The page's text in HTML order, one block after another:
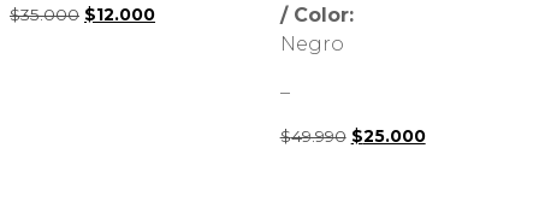
$35.000 El
$12.000
/ Color:
Negro
–
$49.990 El
$25.000El